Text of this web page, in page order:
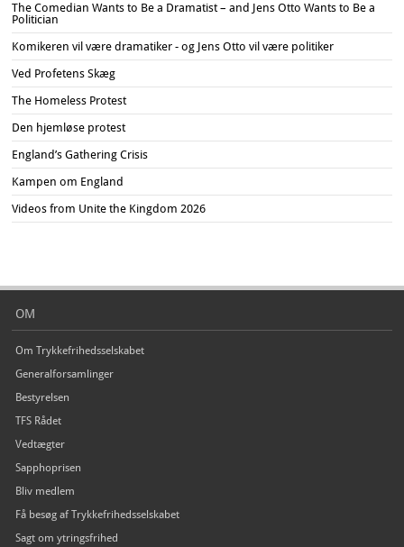
The Comedian Wants to Be a Dramatist – and Jens Otto Wants to Be a
Politician
Komikeren vil være dramatiker - og Jens Otto vil være politiker
Ved Profetens Skæg
The Homeless Protest
Den hjemløse protest
England’s Gathering Crisis
Kampen om England
Videos from Unite the Kingdom 2026
OM
Om Trykkefrihedsselskabet
Generalforsamlinger
Bestyrelsen
TFS Rådet
Vedtægter
Sapphoprisen
Bliv medlem
Få besøg af Trykkefrihedsselskabet
Sagt om ytringsfrihed